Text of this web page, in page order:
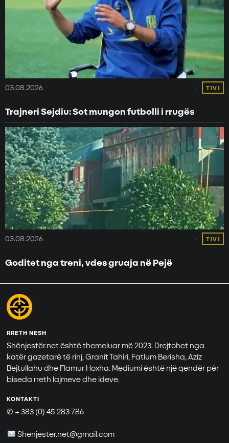
03.08.2026 TIVI
Trajneri Sejdiu: Sot mungon futbolli i rrugës
03.08.2026 TIVI
Goditet nga treni, vdes gruaja në Pejë
RRETH NESH
Shënjestër.net është themeluar më 2023. Drejtohet nga
katër gazetarë të rinj, Granit Tahiri, Fatlum Berisha, Aziz
Bejtullahu dhe Flamur Hoxha. Mediumi është një qendër për
biseda rreth lajmeve dhe ideve.
KONTAKTI
✆ + 383 (0) 45 283 786
Shenjester.net@gmail.com